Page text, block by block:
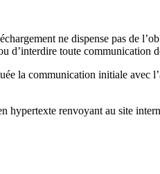
ne dispense pas de
d’interdire toute communication
la communication initiale avec
hypertexte renvoyant au site